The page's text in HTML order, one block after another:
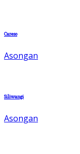
Careso
Asongan
Siliwangi
Asongan